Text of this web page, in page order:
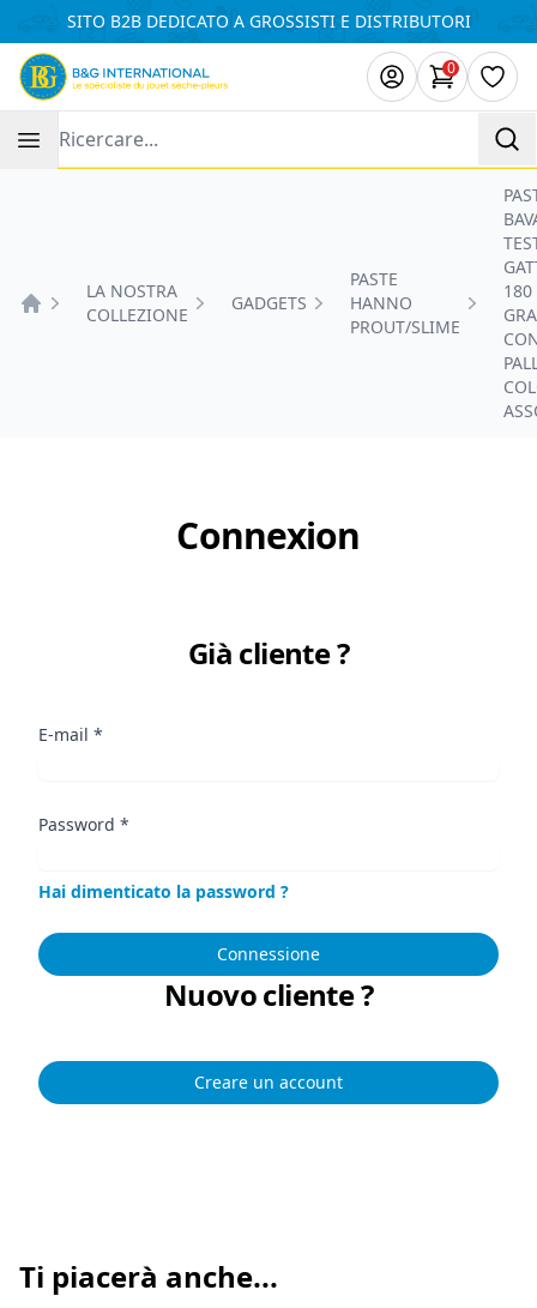
SITO B2B DEDICATO A GROSSISTI E DISTRIBUTORI
0
Articoli
LA NOSTRA
COLLEZIONE
GADGETS
PASTE
HANNO
PROUT/SLIME
180
Connexion
Già cliente ?
E-mail *
Password *
Hai dimenticato la password ?
Connessione
Nuovo cliente ?
Creare un account
Ti piacerà anche...
Pannello di gestione dei cookies